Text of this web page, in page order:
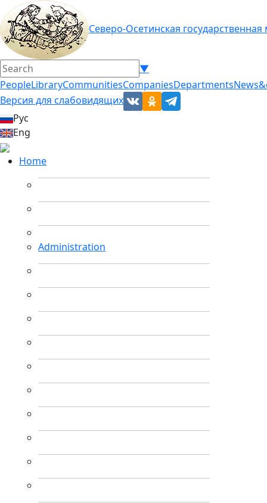
Северо-Осетинская
▼
PeopleLibraryCommunitiesCompaniesDepartments
Версия для слабовидящих
Рус
Eng
Home
Administration